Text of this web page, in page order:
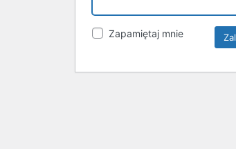
Zapamiętaj mnie